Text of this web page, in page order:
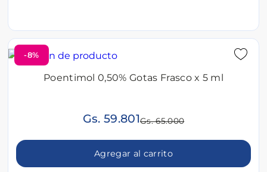
-8%
Poentimol 0,50% Gotas Frasco x 5 ml
Gs. 59.801Gs. 65.000
Agregar al carrito